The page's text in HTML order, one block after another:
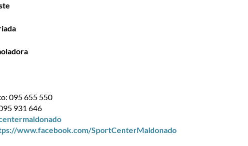
095 655 550
931 646
www.facebook.com/SportCenterMaldonado